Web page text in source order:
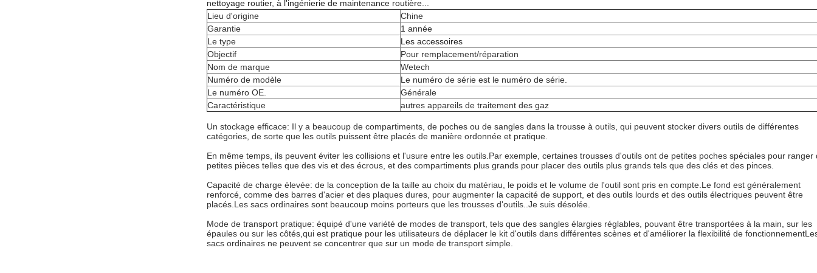
nettoyage routier, à l'ingénierie de maintenance routière...
Lieu d'origine
Chine
Garantie
1 année
Le type
Les accessoires
Objectif
Pour remplacement/réparation
Nom de marque
Wetech
Numéro de modèle
Le numéro de série est le numéro de série.
Le numéro OE.
Générale
Caractéristique
autres appareils de traitement des gaz
Un stockage efficace: Il y a beaucoup de compartiments, de poches ou de sangles dans la trousse à outils, qui peuvent stocker divers outils de différentes
catégories, de sorte que les outils puissent être placés de manière ordonnée et pratique.
En même temps, ils peuvent éviter les collisions et l'usure entre les outils. Par exemple, certaines trousses d'outils ont de petites poches spéciales pour ranger
petites pièces telles que des vis et des écrous, et des compartiments plus grands pour placer des outils plus grands tels que des clés et des pinces.
Capacité de charge élevée: de la conception de la taille au choix du matériau, le poids et le volume de l'outil sont pris en compte. Le fond est généralement
renforcé, comme des barres d'acier et des plaques dures, pour augmenter la capacité de support, et des outils lourds et des outils électriques peuvent être
placés.Les sacs ordinaires sont beaucoup moins porteurs que les trousses d'outils.. Je suis désolée.
Mode de transport pratique: équipé d'une variété de modes de transport, tels que des sangles élargies réglables, pouvant être transportées à la main, sur les
épaules ou sur les côtés,qui est pratique pour les utilisateurs de déplacer le kit d'outils dans différentes scènes et d'améliorer la flexibilité de
sacs ordinaires ne peuvent se concentrer que sur un mode de transport simple.